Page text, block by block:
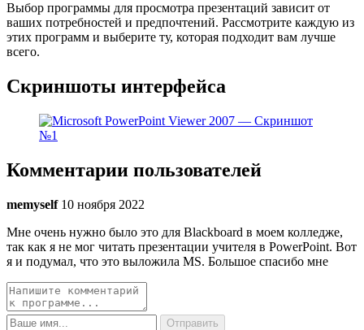
Выбор программы для просмотра презентаций зависит от
ваших потребностей и предпочтений. Рассмотрите каждую из
этих программ и выберите ту, которая подходит вам лучше
всего.
Скриншоты интерфейса
Комментарии пользователей
memyself 10 ноября 2022
Мне очень нужно было это для Blackboard в моем колледже,
так как я не мог читать презентации учителя в PowerPoint. Вот
я и подумал, что это выложила MS. Большое спасибо мне